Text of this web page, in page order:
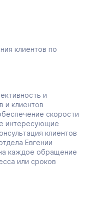
клиентов по
и
и клиентов
скорости
интересующие
клиентов
Евгении
каждое обращение
или сроков